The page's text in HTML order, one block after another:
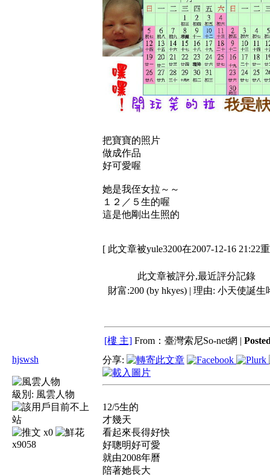
把寶寶的照片
做成作品
好可愛喔
她是我侄女拉～～
１２／５生的喔
這是他剛出生照的
[ 此文章被yule3200在2007-12-16 21:22
此文章被評分,最近評分記錄
財富:200 (by hkyes) | 理由: 小天使誕生
[樓 主] From：臺灣索尼So-net網 |
hjswsh
級別: 風雲人物
x0
x9058
分享:
12/5生的
才幾天
看起來長得好快
好聰明好可愛
就由2008年曆
陪著她長大